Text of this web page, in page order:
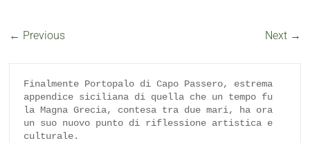
← Previous Next →
Finalmente Portopalo di Capo Passero, estrema
appendice siciliana di quella che un tempo fu
la Magna Grecia, contesa tra due mari, ha ora
un suo nuovo punto di riflessione artistica e
culturale.